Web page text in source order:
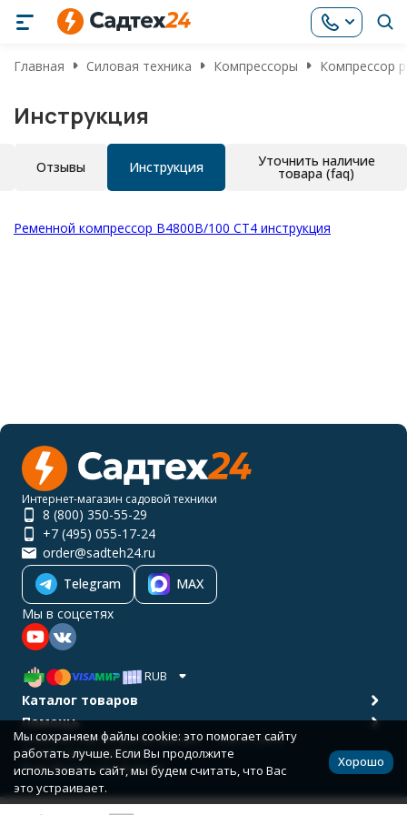
Главная Силовая техника Компрессоры Компрессор
Инструкция
Отзывы Инструкция Уточнить наличие
товара (faq)
Ременной компрессор B4800B/100 CT4 инструкция
Интернет-магазин садовой техники
8 (800) 350-55-29
+7 (495) 055-17-24
order@sadteh24.ru
Telegram
MAX
Мы в соцсетях
RUB
Каталог товаров
Помощь
Политика персональных данных
Карта сайта
© 2001-2026 САДТЕХ24
Разработано вbodysite.ru
Мы сохраняем файлы cookie: это помогает сайту
работать лучше. Если Вы продолжите
использовать сайт, мы будем считать, что Вас
это устраивает.
Хорошо